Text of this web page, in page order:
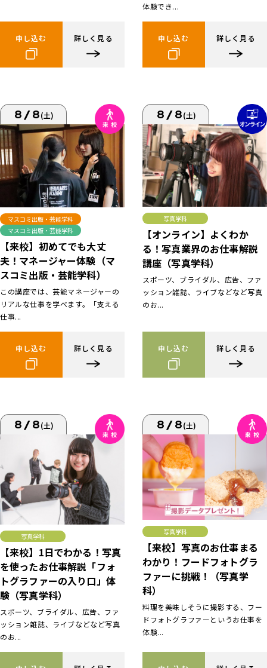
申し込む 詳しく見る
体験でき...
申し込む 詳しく見る
8/8(土)
マスコミ出版・芸能学科
マスコミ出版・芸能学科
【来校】初めてでも大丈
夫！マネージャー体験（マ
スコミ出版・芸能学科）
この講座では、芸能マネージャーの
リアルな仕事を学べます。「支える
仕事...
申し込む 詳しく見る
8/8(土)
写真学科
【オンライン】よくわか
る！写真業界のお仕事解説
講座（写真学科）
スポーツ、ブライダル、広告、ファ
ッション雑誌、ライブなどなど写真
のお...
申し込む 詳しく見る
8/8(土)
写真学科
【来校】1日でわかる！写真
を使ったお仕事解説「フォ
トグラファーの入り口」体
験（写真学科）
スポーツ、ブライダル、広告、ファ
ッション雑誌、ライブなどなど写真
のお...
8/8(土)
写真学科
【来校】写真のお仕事まる
わかり！フードフォトグラ
ファーに挑戦！（写真学
科）
料理を美味しそうに撮影する、フー
ドフォトグラファーというお仕事を
体験...